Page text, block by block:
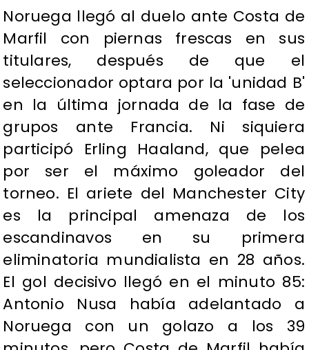
Noruega llegó al duelo ante Costa de
Marfil con piernas frescas en sus
titulares, después de que el
seleccionador optara por la 'unidad B'
en la última jornada de la fase de
grupos ante Francia. Ni siquiera
participó Erling Haaland, que pelea
por ser el máximo goleador del
torneo. El ariete del Manchester City
es la principal amenaza de los
escandinavos en su primera
eliminatoria mundialista en 28 años.
El gol decisivo llegó en el minuto 85:
Antonio Nusa había adelantado a
Noruega con un golazo a los 39